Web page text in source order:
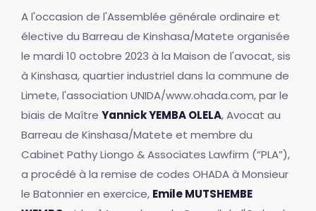
A l'occasion de l'Assemblée générale ordinaire et
élective du Barreau de Kinshasa/Matete organisée
le mardi 10 octobre 2023 à la Maison de l'avocat, sis
à Kinshasa, quartier industriel dans la commune de
Limete, l'association UNIDA/www.ohada.com, par le
biais de Maître Yannick YEMBA OLELA, Avocat au
Barreau de Kinshasa/Matete et membre du
Cabinet Pathy Liongo & Associates Lawfirm (“PLA”),
a procédé à la remise de codes OHADA à Monsieur
le Batonnier en exercice, Emile MUTSHEMBE